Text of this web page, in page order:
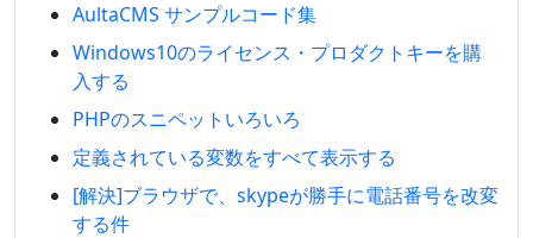
AultaCMS サンプルコード集
Windows10のライセンス・プロダクトキーを購
入する
PHPのスニペットいろいろ
定義されている変数をすべて表示する
[解決]ブラウザで、skypeが勝手に電話番号を改変
する件